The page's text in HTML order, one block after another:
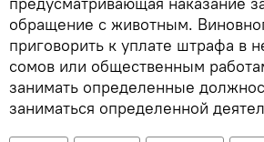
обращение с животным.
приговорить к уплате штрафа в
сомов или общественным
занимать определенные
заниматься определенной